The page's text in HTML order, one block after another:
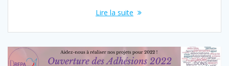
Lire la suite